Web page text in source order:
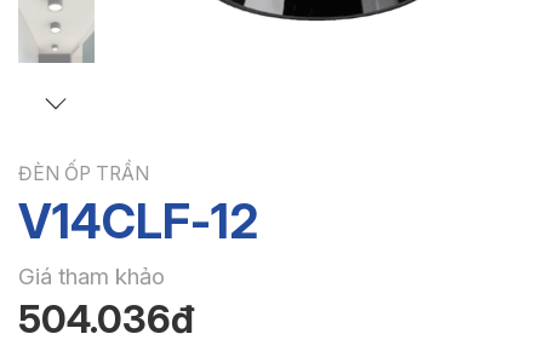
ĐÈN ỐP TRẦN
V14CLF-12
Giá tham khảo
504.036đ